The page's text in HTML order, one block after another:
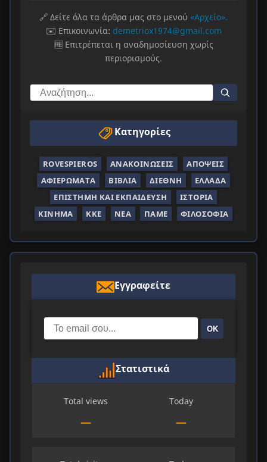
🔗 Δείτε όλα τα άρθρα μας στο μενού «Αρχείο».
✉️ Επικοινωνία: demetriox1974@gmail.com
🆓 Επιτρέπεται η αναδημοσίευση χωρίς
περιορισμούς.
Κατηγορίες
ROVESPIEROS ΑΝΑΚΟΙΝΏΣΕΙΣ
ΑΠΌΨΕΙΣ
ΑΦΙΕΡΏΜΑΤΑ
ΒΙΒΛΊΑ ΔΙΕΘΝΉ
ΕΛΛΆΔΑ
ΕΠΙΣΤΉΜΗ ΚΑΙ ΕΚΠΑΊΔΕΥΣΗ
ΙΣΤΟΡΊΑ
ΚΊΝΗΜΑ
ΚΚΕ ΝΈΑ ΠΑΜΕ ΦΙΛΟΣΟΦΊΑ
Εγγραφείτε
ΟΚ
Στατιστικά
Total views
—
Today
—